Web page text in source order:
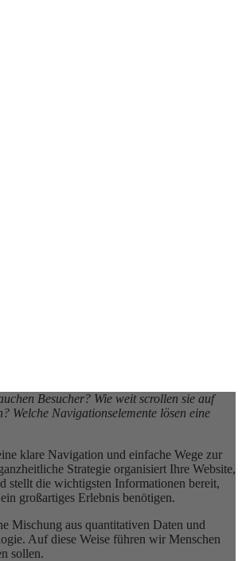
Besucher? Wie weit scrollen sie auf
Welche Navigationselemente lösen eine
klare Navigation und einfache Wege zur
Strategie organisiert Ihre Website,
stellt die wichtigsten Informationen bereit,
großartiges Erlebnis benötigen.
Mischung aus quantitativen Daten und
Auf diese Weise führen wir Menschen
sollen.